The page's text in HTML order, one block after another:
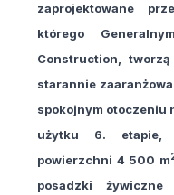
zaprojektowane
którego
Construction,
starannie
spokojnym otoczeniu
użytku 6. etapie,
powierzchni 4 500 m
posadzki żywiczne